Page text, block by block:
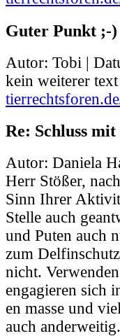
Guter Punkt ;-
Autor: Tobi |
kein weiterer text
Re: Schluss
Autor: Daniela
Herr Stößer,
Sinn Ihrer
Stelle auch
und Puten auch
zum
nicht.
engagieren sich
en masse und
auch anderweitig.